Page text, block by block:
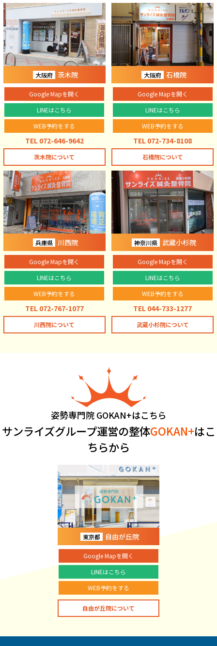
大阪府 茨木院
Google Mapを開く
LINEはこちら
WEB予約をする
TEL 072-646-9642
茨木院について
大阪府 石橋院
Google Mapを開く
LINEはこちら
WEB予約をする
TEL 072-734-8108
石橋院について
兵庫県 川西院
Google Mapを開く
LINEはこちら
WEB予約をする
TEL 072-767-1077
川西院について
神奈川県 武蔵小杉院
Google Mapを開く
LINEはこちら
WEB予約をする
TEL 044-733-1277
武蔵小杉院について
姿勢専門院 GOKAN+はこちら
サンライズグループ運営の整体GOKAN+はこ
ちらから
東京都 自由が丘院
Google Mapを開く
LINEはこちら
WEB予約をする
自由が丘院について